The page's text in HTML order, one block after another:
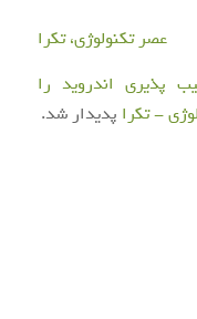
عصر تکنولوژی، تکرا
پذیری اندروید را
- تکرا پدیدار شد.